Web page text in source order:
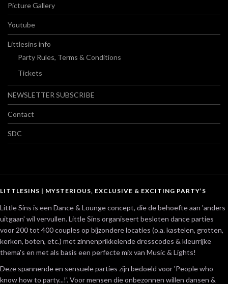
Picture Gallery
Youtube
Littlesins info
Party Rules, Terms & Conditions
Tickets
NEWSLETTER SUBSCRIBE
Contact
SDC
LITTLESINS | MYSTERIOUS, EXCLUSIVE & EXCITING PARTY’S
Little Sins is een Dance & Lounge concept, die de behoefte aan 'anders
uitgaan' wil vervullen. Little Sins organiseert besloten dance parties
voor 200 tot 400 couples op bijzondere locaties (o.a. kastelen, grotten,
kerken, boten, etc.) met zinnenprikkelende dresscodes & kleurrijke
thema's en met als basis een perfecte mix van Music & Lights!
Deze spannende en sensuele parties zijn bedoeld voor 'People who
know how to party...!'. Voor mensen die onbezonnen willen dansen &